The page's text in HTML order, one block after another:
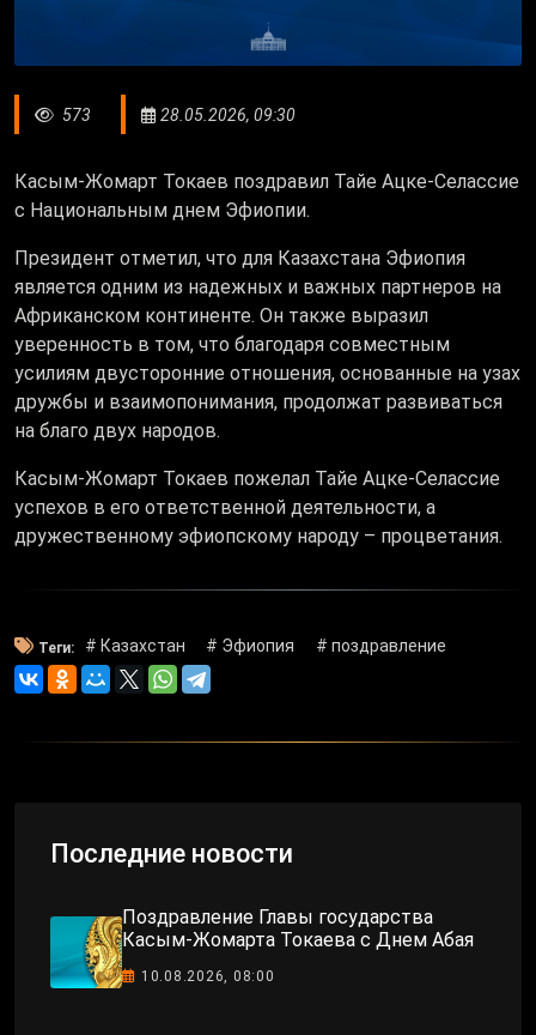
573 28.05.2026, 09:30
Касым-Жомарт Токаев поздравил Тайе Ацке-Селассие
с Национальным днем Эфиопии.
Президент отметил, что для Казахстана Эфиопия
является одним из надежных и важных партнеров на
Африканском континенте. Он также выразил
уверенность в том, что благодаря совместным
усилиям двусторонние отношения, основанные на узах
дружбы и взаимопонимания, продолжат развиваться
на благо двух народов.
Касым-Жомарт Токаев пожелал Тайе Ацке-Селассие
успехов в его ответственной деятельности, а
дружественному эфиопскому народу – процветания.
Теги: # Казахстан # Эфиопия # поздравление
Последние новости
Поздравление Главы государства
Касым-Жомарта Токаева с Днем Абая
10.08.2026, 08:00